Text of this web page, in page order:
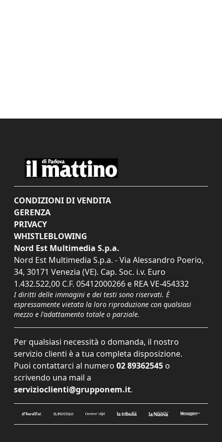
CONDIZIONI DI VENDITA
GERENZA
PRIVACY
WHISTLEBLOWING
Nord Est Multimedia S.p.a.
Nord Est Multimedia S.p.a. - Via Alessandro Poerio,
34, 30171 Venezia (VE). Cap. Soc. i.v. Euro
1.432.522,00 C.F. 05412000266 e REA VE-454332
I diritti delle immagini e dei testi sono riservati. È
espressamente vietata la loro riproduzione con qualsiasi
mezzo e l'adattamento totale o parziale.
Per qualsiasi necessità o domanda, il nostro
servizio clienti è a tua completa disposizione.
Puoi contattarci al numero 02 89362545 o
scrivendo una mail a
servizioclienti@grupponem.it.